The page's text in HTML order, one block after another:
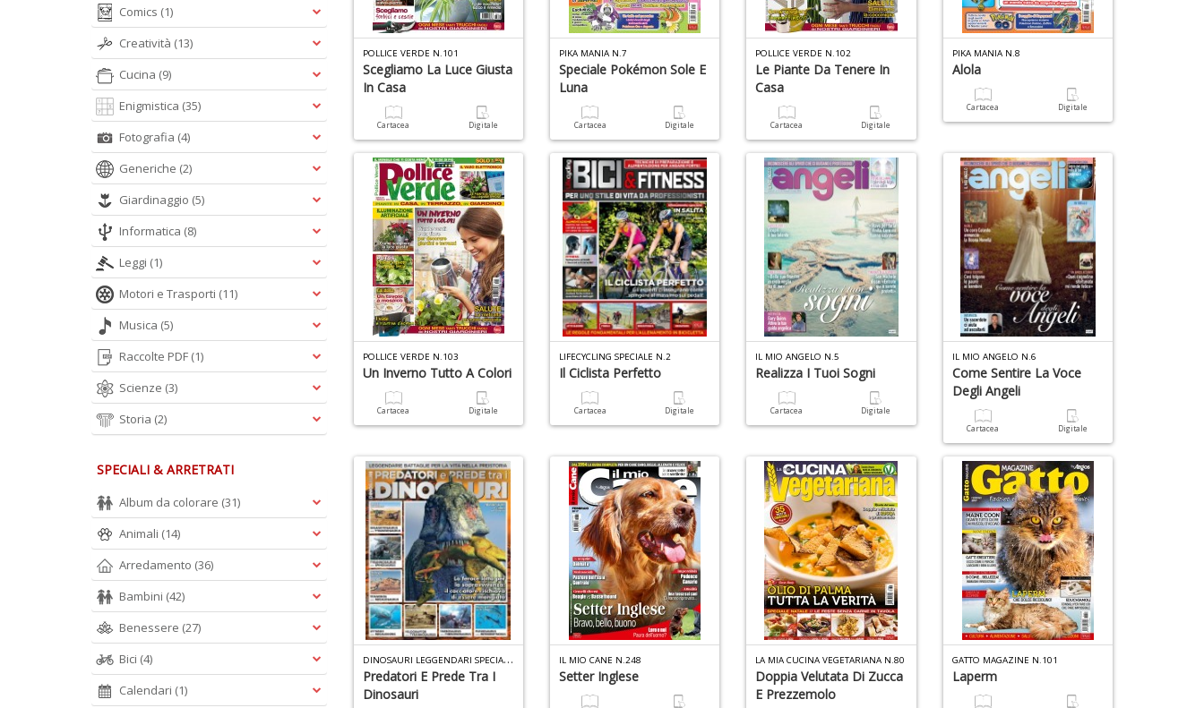
POLLICE VERDE N.101
Scegliamo La Luce Giusta
In Casa
Cartacea Digitale
PIKA MANIA N.7
Speciale Pokémon Sole E
Luna
Cartacea Digitale
POLLICE VERDE N.102
Le Piante Da Tenere In
Casa
Cartacea Digitale
PIKA MANIA N.8
Alola
Cartacea Digitale
POLLICE VERDE N.103
Un Inverno Tutto A Colori
Cartacea Digitale
LIFECYCLING SPECIALE N.2
Il Ciclista Perfetto
Cartacea Digitale
IL MIO ANGELO N.5
Realizza I Tuoi Sogni
Cartacea Digitale
IL MIO ANGELO N.6
Come Sentire La Voce
Degli Angeli
Cartacea Digitale
D
INOSAURI LEGGENDARI SPECIALE N.4
Predatori E Prede Tra I
Dinosauri
IL MIO CANE N.248
Setter Inglese
LA MIA CUCINA VEGETARIANA N.80
Doppia Velutata Di Zucca
E Prezzemolo
GATTO MAGAZINE N.101
Laperm
Comics (1)
Creatività (13)
Cucina (9)
Enigmistica (35)
Fotografia (4)
Generiche (2)
Giardinaggio (5)
Informatica (8)
Leggi (1)
Motori e Trasporti (11)
Musica (5)
Raccolte PDF (1)
Scienze (3)
Storia (2)
SPECIALI & ARRETRATI
Album da colorare (31)
Animali (14)
Arredamento (36)
Bambini (42)
Benessere (27)
Bici (4)
Calendari (1)